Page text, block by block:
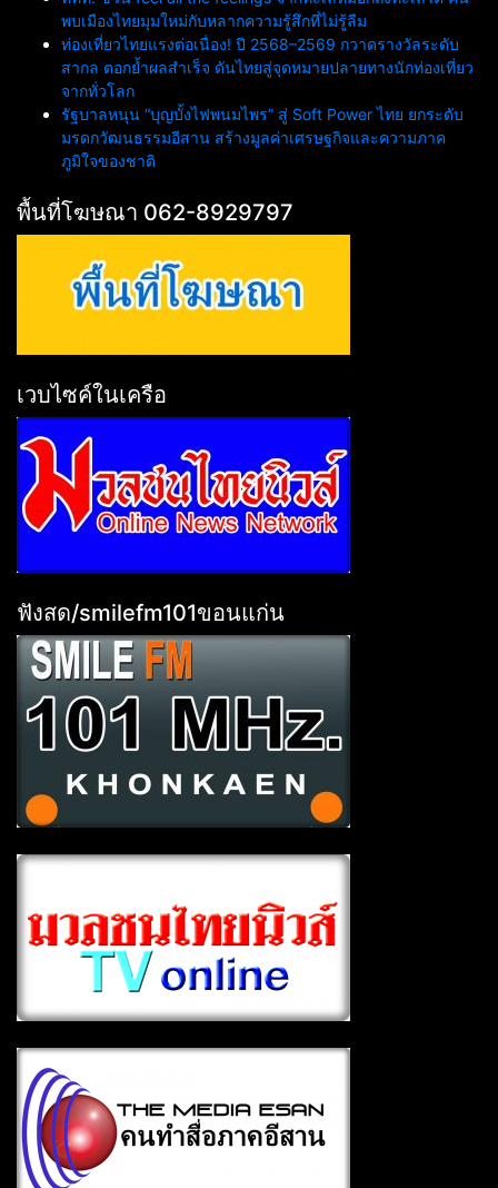
พบเมืองไทยมุมใหม่กับหลากความรู้สึกที่ไม่รู้ลืม
ท่องเที่ยวไทยแรงต่อเนื่อง! ปี 2568–2569 กวาดรางวัลระดับ
สากล ตอกย้ำผลสำเร็จ ดันไทยสู่จุดหมายปลายทางนักท่องเที่ยว
จากทั่วโลก
รัฐบาลหนุน “บุญบั้งไฟพนมไพร” สู่ Soft Power ไทย ยกระดับ
มรดกวัฒนธรรมอีสาน สร้างมูลค่าเศรษฐกิจและความภาค
ภูมิใจของชาติ
พื้นที่โฆษณา 062-8929797
เวบไซค์ในเครือ
ฟังสด/smilefm101ขอนแก่น